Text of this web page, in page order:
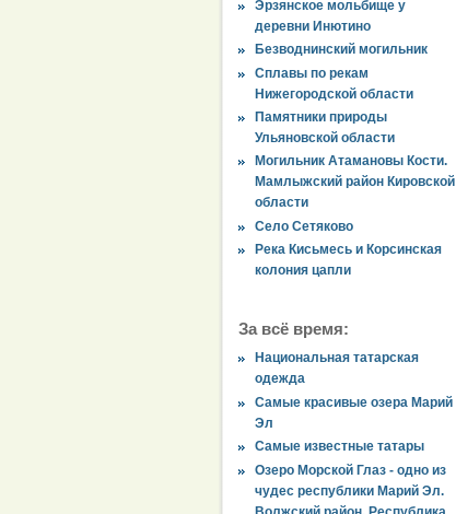
Эрзянское мольбище у
деревни Инютино
Безводнинский могильник
Сплавы по рекам
Нижегородской области
Памятники природы
Ульяновской области
Могильник Атамановы Кости.
Мамлыжский район Кировской
области
Село Сетяково
Река Кисьмесь и Корсинская
колония цапли
За всё время:
Национальная татарская
одежда
Самые красивые озера Марий
Эл
Самые известные татары
Озеро Морской Глаз - одно из
чудес республики Марий Эл.